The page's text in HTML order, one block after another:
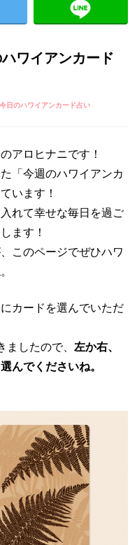
ワイアンカード
日のハワイアンカード占い
アロヒナニです！
「今週のハワイアンカ
います！
れて幸せな毎日を過ご
ます！
このページでぜひハワ
カードを選んでいただ
ましたので、左か右、
んでくださいね。